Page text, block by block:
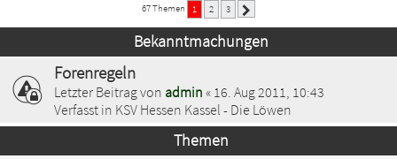
e
67 Themen 1 2 3
Bekanntmachungen
Forenregeln
Letzter Beitrag von admin « 16. Aug 2011, 10:43
Verfasst in KSV Hessen Kassel - Die Löwen
Themen